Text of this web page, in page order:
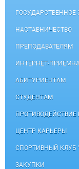
ГОСУДАРСТВЕННОЕ
НАСТАВНИЧЕСТВО
ПРЕПОДАВАТЕЛЯМ
ИНТЕРНЕТ-
АБИТУРИЕНТАМ
СТУДЕНТАМ
ЦЕНТР КАРЬЕРЫ
СПОРТИВНЫЙ КЛУБ
ЗАКУПКИ